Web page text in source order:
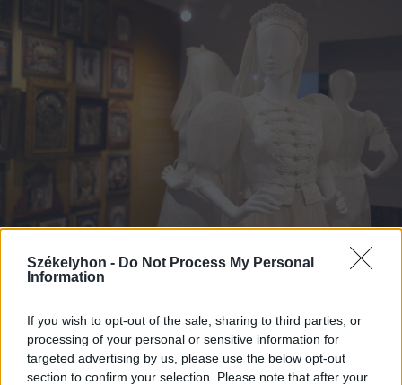
Székelyhon - Do Not Process My Personal
Information
If you wish to opt-out of the sale, sharing to third parties, or
processing of your personal or sensitive information for
targeted advertising by us, please use the below opt-out
section to confirm your selection. Please note that after your
2026. augusztus 07., péntek
Emberi sorsokat, érzelmeket
mutat be a Magyar Menyasszony
kiállítás